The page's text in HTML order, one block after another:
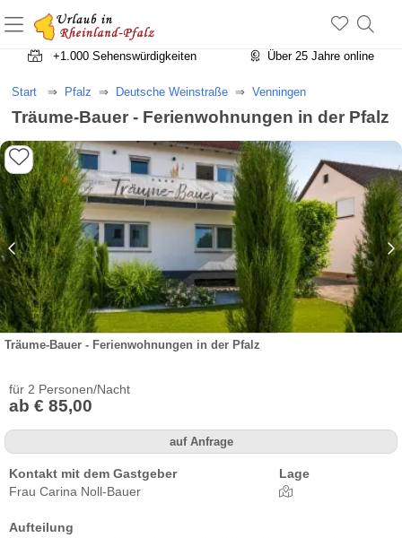
+1.500 Unterkünfte in Rheinland-Pfalz
+1.000 Sehenswürdigkeiten
Über 25 Jahre online
Start Pfalz Deutsche Weinstraße Venningen
Träume-Bauer - Ferienwohnungen in der Pfalz
Träume-Bauer - Ferienwohnungen in der Pfalz
für 2 Personen/Nacht
ab € 85,00
auf Anfrage
Kontakt mit dem Gastgeber
Frau Carina Noll-Bauer
Lage
Aufteilung